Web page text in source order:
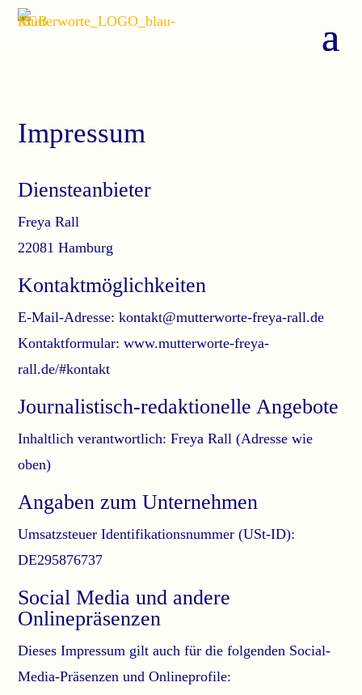
Impressum
Diensteanbieter
Freya Rall
22081 Hamburg
Kontaktmöglichkeiten
E-Mail-Adresse: kontakt@mutterworte-freya-rall.de
Kontaktformular: www.mutterworte-freya-
rall.de/#kontakt
Journalistisch-redaktionelle Angebote
Inhaltlich verantwortlich: Freya Rall (Adresse wie
oben)
Angaben zum Unternehmen
Umsatzsteuer Identifikationsnummer (USt-ID):
DE295876737
Social Media und andere
Onlinepräsenzen
Dieses Impressum gilt auch für die folgenden Social-
Media-Präsenzen und Onlineprofile: